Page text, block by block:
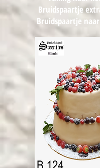
Bruidspaartje
Bruidspaartje